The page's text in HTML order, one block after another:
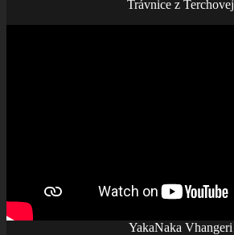
Trávnice z Terchovej
YakaNaka Vhangeri